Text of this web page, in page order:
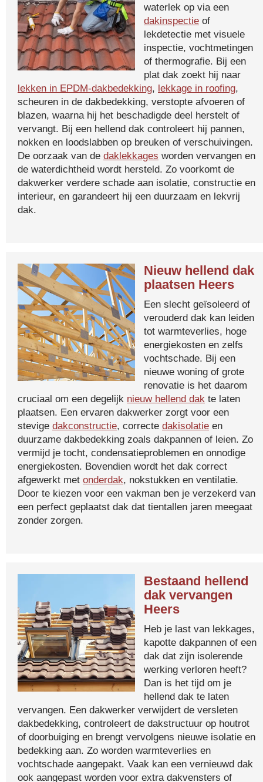
waterlek op via een
dakinspectie of
lekdetectie met visuele
inspectie, vochtmetingen
of thermografie. Bij een
plat dak zoekt hij naar
lekken in EPDM-dakbedekking, lekkage in roofing,
scheuren in de dakbedekking, verstopte afvoeren of
blazen, waarna hij het beschadigde deel herstelt of
vervangt. Bij een hellend dak controleert hij pannen,
nokken en loodslabben op breuken of verschuivingen.
De oorzaak van de daklekkages worden vervangen en
de waterdichtheid wordt hersteld. Zo voorkomt de
dakwerker verdere schade aan isolatie, constructie en
interieur, en garandeert hij een duurzaam en lekvrij
dak.
Nieuw hellend dak
plaatsen Heers
Een slecht geïsoleerd of
verouderd dak kan leiden
tot warmteverlies, hoge
energiekosten en zelfs
vochtschade. Bij een
nieuwe woning of grote
renovatie is het daarom
cruciaal om een degelijk nieuw hellend dak te laten
plaatsen. Een ervaren dakwerker zorgt voor een
stevige dakconstructie, correcte dakisolatie en
duurzame dakbedekking zoals dakpannen of leien. Zo
vermijd je tocht, condensatieproblemen en onnodige
energiekosten. Bovendien wordt het dak correct
afgewerkt met onderdak, nokstukken en ventilatie.
Door te kiezen voor een vakman ben je verzekerd van
een perfect geplaatst dak dat tientallen jaren meegaat
zonder zorgen.
Bestaand hellend
dak vervangen
Heers
Heb je last van lekkages,
kapotte dakpannen of een
dak dat zijn isolerende
werking verloren heeft?
Dan is het tijd om je
hellend dak te laten
vervangen. Een dakwerker verwijdert de versleten
dakbedekking, controleert de dakstructuur op houtrot
of doorbuiging en brengt vervolgens nieuwe isolatie en
bedekking aan. Zo worden warmteverlies en
vochtschade aangepakt. Vaak kan een vernieuwd dak
ook aangepast worden voor extra dakvensters of